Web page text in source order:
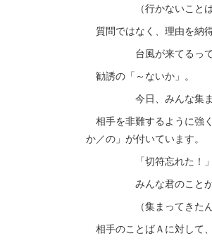
（行かないことは既定
質問ではなく、理由を納
台風が来てるって？
勧誘の「～ないか」。
今日、みんな集まる
相手を非難するように強
か／の」が付いています。
「切符忘れた！」「だ
みんな君のことが心配
（集まってきたん
相手のことばＡに対して